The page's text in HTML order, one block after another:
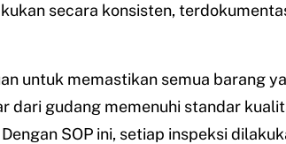
secara konsisten,
untuk memastikan semua barang
dari gudang memenuhi standar
SOP ini, setiap inspeksi